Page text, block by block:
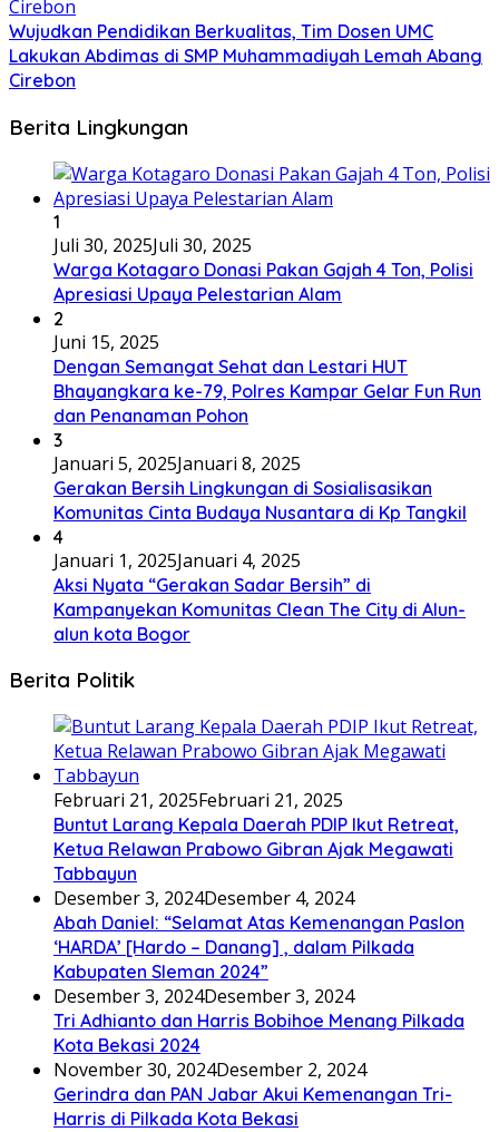
Wujudkan Pendidikan Berkualitas, Tim Dosen UMC
Lakukan Abdimas di SMP Muhammadiyah Lemah Abang
Cirebon
Berita Lingkungan
1
Juli 30, 2025Juli 30, 2025
Warga Kotagaro Donasi Pakan Gajah 4 Ton, Polisi
Apresiasi Upaya Pelestarian Alam
2
Juni 15, 2025
Dengan Semangat Sehat dan Lestari HUT
Bhayangkara ke-79, Polres Kampar Gelar Fun Run
dan Penanaman Pohon
3
Januari 5, 2025Januari 8, 2025
Gerakan Bersih Lingkungan di Sosialisasikan
Komunitas Cinta Budaya Nusantara di Kp Tangkil
4
Januari 1, 2025Januari 4, 2025
Aksi Nyata “Gerakan Sadar Bersih” di
Kampanyekan Komunitas Clean The City di Alun-
alun kota Bogor
Berita Politik
Februari 21, 2025Februari 21, 2025
Buntut Larang Kepala Daerah PDIP Ikut Retreat,
Ketua Relawan Prabowo Gibran Ajak Megawati
Tabbayun
Desember 3, 2024Desember 4, 2024
Abah Daniel: “Selamat Atas Kemenangan Paslon
‘HARDA’ [Hardo – Danang] , dalam Pilkada
Kabupaten Sleman 2024”
Desember 3, 2024Desember 3, 2024
Tri Adhianto dan Harris Bobihoe Menang Pilkada
Kota Bekasi 2024
November 30, 2024Desember 2, 2024
Gerindra dan PAN Jabar Akui Kemenangan Tri-
Harris di Pilkada Kota Bekasi